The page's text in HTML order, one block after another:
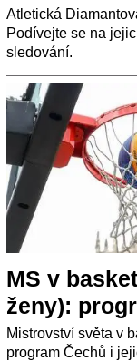
Atletická
Podívejte se na
sledování.
MS v
ženy):
Mistrovství světa v
program Čechů i